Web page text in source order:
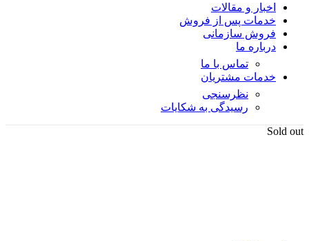
اخبار و مقالات
خدمات پس از فروش
فروش سازمانی
درباره ما
تماس با ما
خدمات مشتریان
نظرسنجی
رسیدگی به شکایات
Sold out